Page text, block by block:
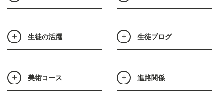
生徒の活躍 生徒ブログ
美術コース 進路関係